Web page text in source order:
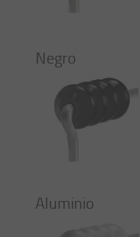
Negro
Aluminio